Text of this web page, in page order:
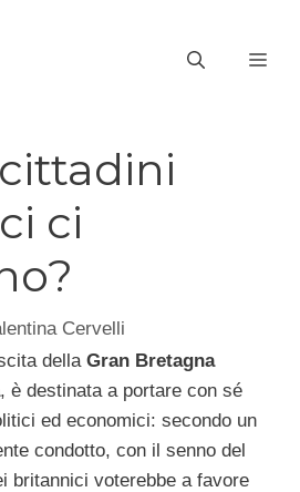
ci
Cervelli
della Gran Bretagna
, è destinata a portare con sé
ed economici: secondo un
condotto, con il senno del
britannici voterebbe a favore